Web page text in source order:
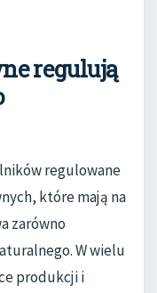
regulują
regulowane
które mają na
zarówno
W wielu
produkcji i